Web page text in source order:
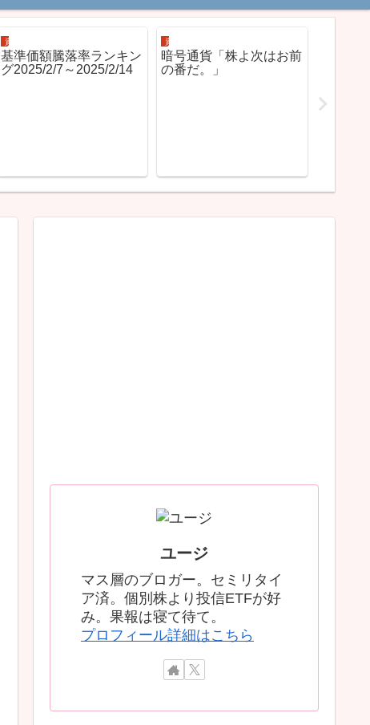
資産運用
基準価額騰落率ランキン
グ2025/2/7～2025/2/14
資産運用
暗号通貨「株よ次はお前
の番だ。」
ユージ
マス層のブロガー。セミリタイ
ア済。個別株より投信ETFが好
み。果報は寝て待て。
プロフィール詳細はこちら